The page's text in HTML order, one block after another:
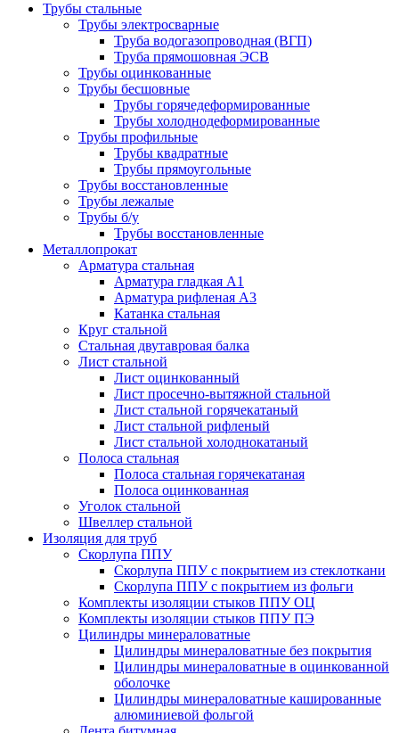
Трубы стальные
Трубы электросварные
Труба водогазопроводная (ВГП)
Труба прямошовная ЭСВ
Трубы оцинкованные
Трубы бесшовные
Трубы горячедеформированные
Трубы холоднодеформированные
Трубы профильные
Трубы квадратные
Трубы прямоугольные
Трубы восстановленные
Трубы лежалые
Трубы б/у
Трубы восстановленные
Металлопрокат
Арматура стальная
Арматура гладкая А1
Арматура рифленая А3
Катанка стальная
Круг стальной
Стальная двутавровая балка
Лист стальной
Лист оцинкованный
Лист просечно-вытяжной стальной
Лист стальной горячекатаный
Лист стальной рифленый
Лист стальной холоднокатаный
Полоса стальная
Полоса стальная горячекатаная
Полоса оцинкованная
Уголок стальной
Швеллер стальной
Изоляция для труб
Скорлупа ППУ
Скорлупа ППУ с покрытием из стеклоткани
Скорлупа ППУ с покрытием из фольги
Комплекты изоляции стыков ППУ ОЦ
Комплекты изоляции стыков ППУ ПЭ
Цилиндры минераловатные
Цилиндры минераловатные без покрытия
Цилиндры минераловатные в оцинкованной
оболочке
Цилиндры минераловатные кашированные
алюминиевой фольгой